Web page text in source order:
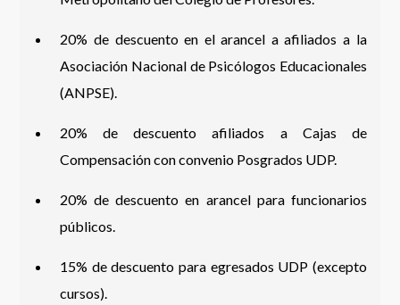
20% de descuento en el arancel a afiliados a la
Asociación Nacional de Psicólogos Educacionales
(ANPSE).
20% de descuento afiliados a Cajas de
Compensación con convenio Posgrados UDP.
20% de descuento en arancel para funcionarios
públicos.
15% de descuento para egresados UDP (excepto
cursos).